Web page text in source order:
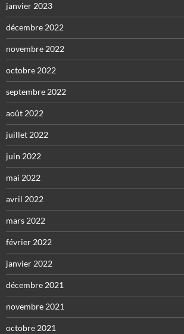
janvier 2023
décembre 2022
novembre 2022
octobre 2022
septembre 2022
août 2022
juillet 2022
juin 2022
mai 2022
avril 2022
mars 2022
février 2022
janvier 2022
décembre 2021
novembre 2021
octobre 2021